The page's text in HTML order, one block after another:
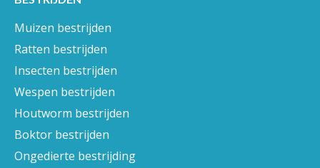
Muizen bestrijden
Ratten bestrijden
Insecten bestrijden
Wespen bestrijden
Houtworm bestrijden
Boktor bestrijden
Ongedierte bestrijding